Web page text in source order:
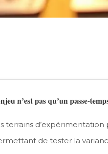
n’est pas qu’un passe-
terrains
de tester la